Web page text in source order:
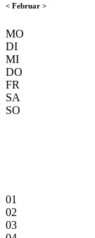
< Februar >
MO
DI
MI
DO
FR
SA
SO
01
02
03